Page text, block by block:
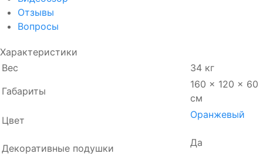
Отзывы
Вопросы
Характеристики
Вес
34 кг
Габариты
160 × 120 × 60
см
Цвет
Оранжевый
Декоративные подушки Да